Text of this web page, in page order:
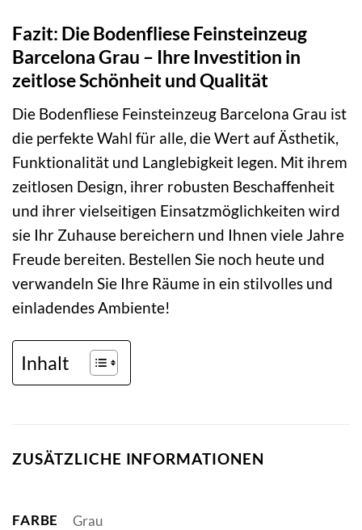
Fazit: Die Bodenfliese Feinsteinzeug
Barcelona Grau – Ihre Investition in
zeitlose Schönheit und Qualität
Die Bodenfliese Feinsteinzeug Barcelona Grau ist
die perfekte Wahl für alle, die Wert auf Ästhetik,
Funktionalität und Langlebigkeit legen. Mit ihrem
zeitlosen Design, ihrer robusten Beschaffenheit
und ihrer vielseitigen Einsatzmöglichkeiten wird
sie Ihr Zuhause bereichern und Ihnen viele Jahre
Freude bereiten. Bestellen Sie noch heute und
verwandeln Sie Ihre Räume in ein stilvolles und
einladendes Ambiente!
Inhalt
ZUSÄTZLICHE INFORMATIONEN
FARBE Grau